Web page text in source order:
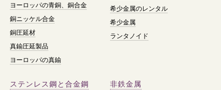
ヨーロッパの青銅、銅合金
銅ニッケル合金
銅圧延材
真鍮圧延製品
ヨーロッパの真鍮
希少金属のレンタル
希少金属
ランタノイド
ステンレス鋼と合金鋼 非鉄金属